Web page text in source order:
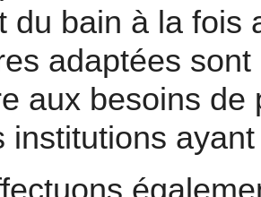
du bain à la fois
adaptées
aux besoins
institutions